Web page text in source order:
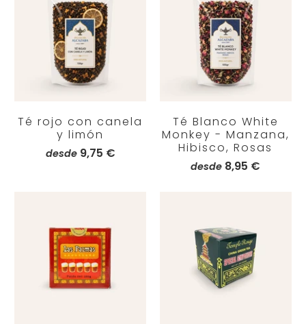
Té rojo con canela
y limón
desde 9,75 €
Té Blanco White
Monkey - Manzana,
Hibisco, Rosas
desde 8,95 €